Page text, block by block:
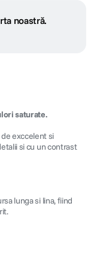
noastră.
saturate.
exccelent si
si cu un contrast
lunga si lina, fiind